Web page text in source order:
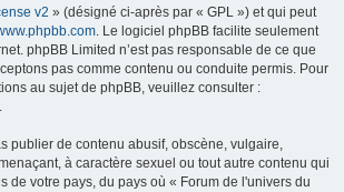
v2 » (désigné ci-après par « GPL ») et qui peut
. Le logiciel phpBB facilite seulement
phpBB Limited n’est pas responsable de ce que
pas comme contenu ou conduite permis. Pour
au sujet de phpBB, veuillez consulter :
.
publier de contenu abusif, obscène, vulgaire,
à caractère sexuel ou tout autre contenu qui
de votre pays, du pays où « Forum de l'univers du